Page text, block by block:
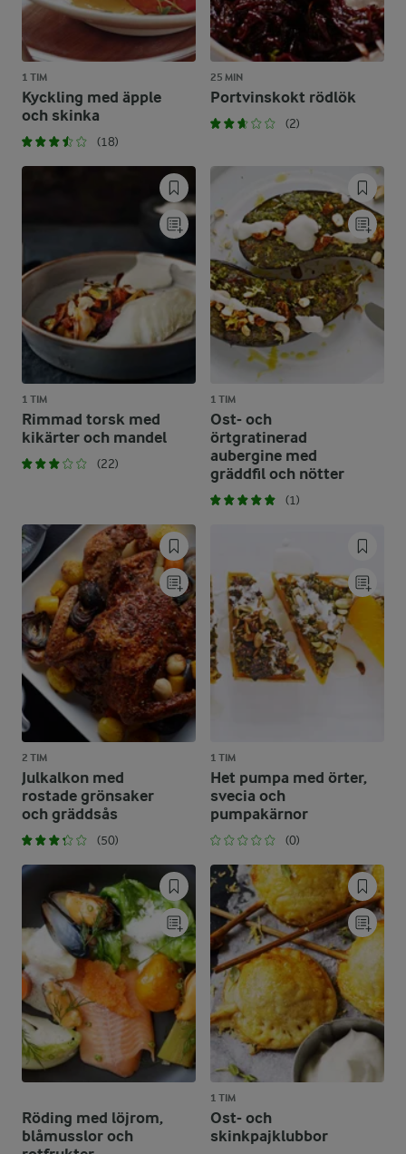
1 TIM
Kyckling med äpple
och skinka
(18)
25 MIN
Portvinskokt rödlök
(2)
1 TIM
Rimmad torsk med
kikärter och mandel
(22)
1 TIM
Ost- och
örtgratinerad
aubergine med
gräddfil och nötter
(1)
2 TIM
Julkalkon med
rostade grönsaker
och gräddsås
(50)
1 TIM
Het pumpa med örter,
svecia och
pumpakärnor
(0)
Röding med löjrom,
blåmusslor och
1 TIM
Ost- och
skinkpajklubbor